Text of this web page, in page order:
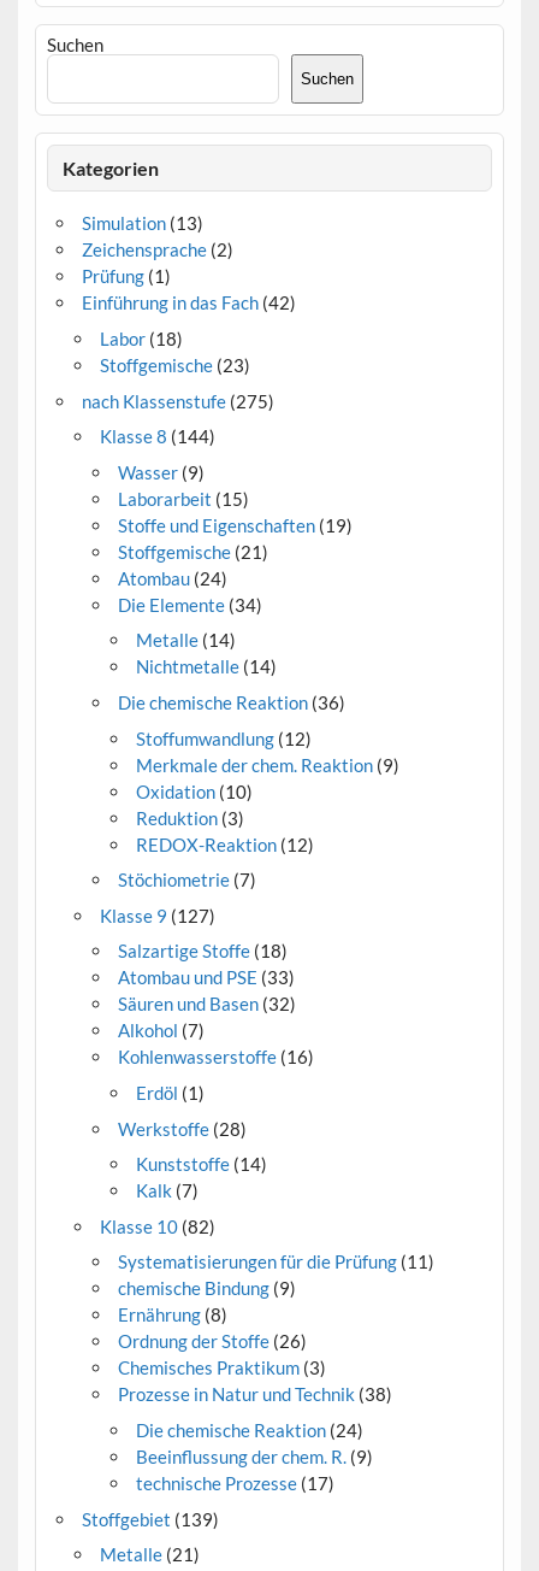
Suchen
Suchen
Kategorien
Simulation(13)
Zeichensprache(2)
Prüfung(1)
Einführung in das Fach(42)
Labor(18)
Stoffgemische(23)
nach Klassenstufe(275)
Klasse 8 (144)
Wasser (9)
Laborarbeit (15)
Stoffe und Eigenschaften (19)
Stoffgemische (21)
Atombau (24)
Die Elemente (34)
Metalle (14)
Nichtmetalle (14)
Die chemische Reaktion (36)
Stoffumwandlung (12)
Merkmale der chem. Reaktion (9)
Oxidation (10)
Reduktion (3)
REDOX-Reaktion (12)
Stöchiometrie (7)
Klasse 9 (127)
Salzartige Stoffe (18)
Atombau und PSE (33)
Säuren und Basen (32)
Alkohol (7)
Kohlenwasserstoffe (16)
Erdöl (1)
Werkstoffe (28)
Kunststoffe (14)
Kalk (7)
Klasse 10(82)
Systematisierungen für die Prüfung (11)
chemische Bindung (9)
Ernährung (8)
Ordnung der Stoffe (26)
Chemisches Praktikum (3)
Prozesse in Natur und Technik (38)
Die chemische Reaktion (24)
Beeinflussung der chem. R. (9)
technische Prozesse (17)
Stoffgebiet (139)
Metalle(21)